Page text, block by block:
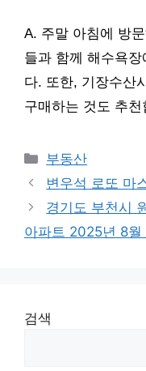
A. 주말 아침에 방
들과 함께 해수욕
다. 또한, 기장수산
구매하는 것도 추천
Categories
부동산
변우석 로또 마
경기도 부천시
아파트 2025년 8월
검색